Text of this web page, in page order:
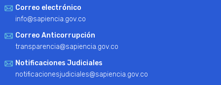
Correo electrónico
info@sapiencia.gov.co
Correo Anticorrupción
transparencia@sapiencia.gov.co
Notificaciones Judiciales
notificacionesjudiciales@sapiencia.gov.co